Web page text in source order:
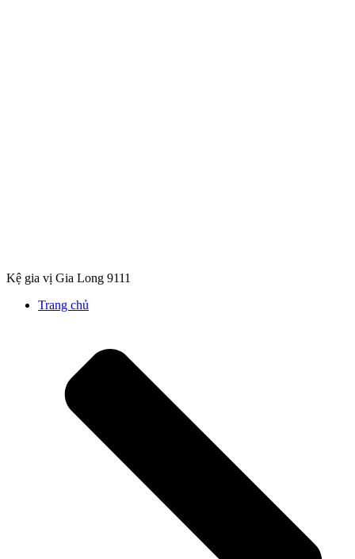
Kệ gia vị Gia Long 9111
Trang chủ